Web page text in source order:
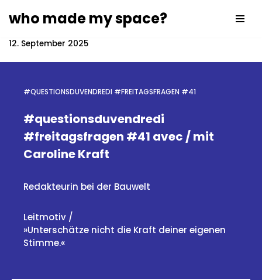
Inhalt
who made my space?
12. September 2025
#QUESTIONSDUVENDREDI #FREITAGSFRAGEN #41
#questionsduvendredi
#freitagsfragen #41 avec / mit
Caroline Kraft
Redakteurin bei der Bauwelt
Leitmotiv /
»Unterschätze nicht die Kraft deiner eigenen
Stimme.«